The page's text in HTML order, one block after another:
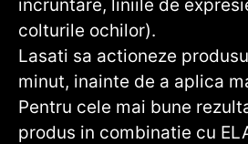
incruntare, liniile de
colturile ochilor).
Lasati sa actioneze
minut, inainte de a aplica
Pentru cele mai bune
produs in combinatie cu